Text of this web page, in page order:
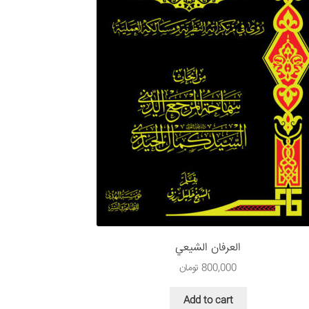
العرفان الشيعي
800,000 تومان
Add to cart